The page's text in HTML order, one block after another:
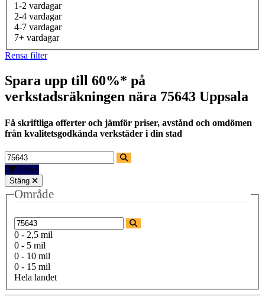
1-2 vardagar
2-4 vardagar
4-7 vardagar
7+ vardagar
Rensa filter
Spara upp till 60%* på
verkstadsräkningen nära 75643 Uppsala
Få skriftliga offerter och jämför priser, avstånd och omdömen
från kvalitetsgodkända verkstäder i din stad
Filter
Stäng
Område
0 - 2,5 mil
0 - 5 mil
0 - 10 mil
0 - 15 mil
Hela landet